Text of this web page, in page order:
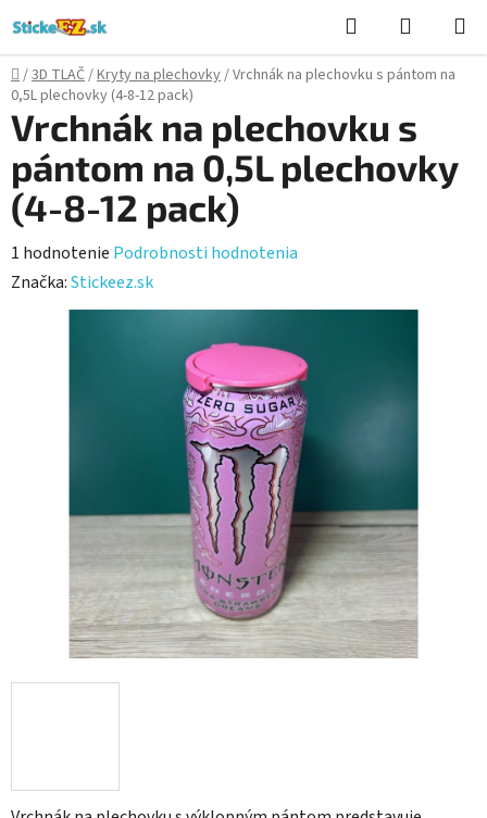
na
obsah
Hľadať
KOŠÍK
Domov
/3D TLAČ/Kryty na plechovky/Vrchnák na plechovku s pántom na
0,5L plechovky (4-8-12 pack)
Vrchnák na plechovku s
pántom na 0,5L plechovky
(4-8-12 pack)
Priemerné
hodnotenie
produktu
1 hodnotenie Podrobnosti hodnotenia
Značka:Stickeez.sk